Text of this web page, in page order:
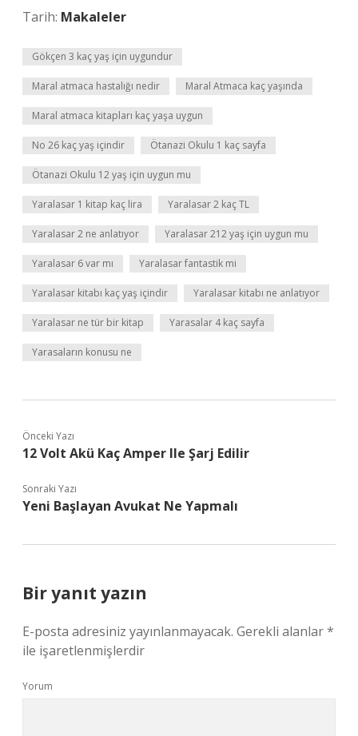
Tarih: Makaleler
Gökçen 3 kaç yaş için uygundur
Maral atmaca hastalığı nedir Maral Atmaca kaç yaşında
Maral atmaca kitapları kaç yaşa uygun
No 26 kaç yaş içindir Ötanazi Okulu 1 kaç sayfa
Ötanazi Okulu 12 yaş için uygun mu
Yaralasar 1 kitap kaç lira Yaralasar 2 kaç TL
Yaralasar 2 ne anlatıyor Yaralasar 212 yaş için uygun mu
Yaralasar 6 var mı Yaralasar fantastik mi
Yaralasar kitabı kaç yaş içindir Yaralasar kitabı ne anlatıyor
Yaralasar ne tür bir kitap Yarasalar 4 kaç sayfa
Yarasaların konusu ne
Önceki Yazı
12 Volt Akü Kaç Amper Ile Şarj Edilir
Sonraki Yazı
Yeni Başlayan Avukat Ne Yapmalı
Bir yanıt yazın
E-posta adresiniz yayınlanmayacak. Gerekli alanlar*
ile işaretlenmişlerdir
Yorum